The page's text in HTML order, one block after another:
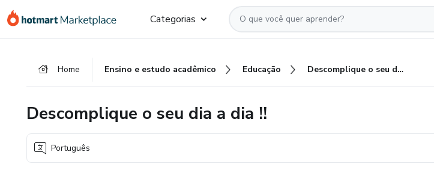
para
para
para
Categorias
Home Ensino e estudo acadêmico Educação Descomplique o seu dia a dia !!
Descomplique o seu dia a dia !!
Português